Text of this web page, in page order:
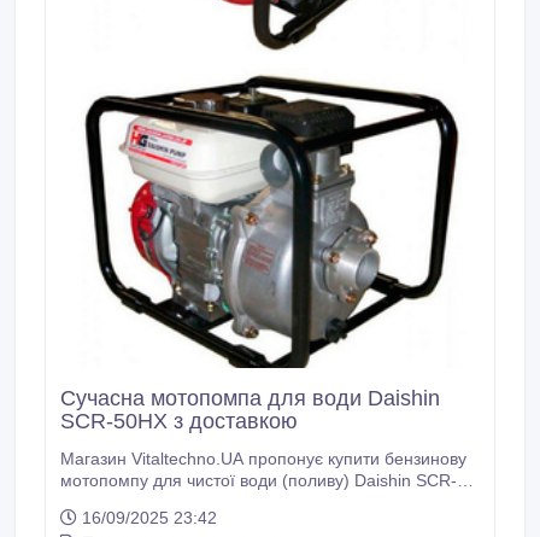
Сучасна мотопомпа для води Daishin
SCR-50HX з доставкою
Магазин Vitaltechno.UA пропонує купити бензинову
мотопомпу для чистої води (поливу) Daishin SCR-
Недорога бензинова мотопомпа для води Daishin
16/09/2025 23:42